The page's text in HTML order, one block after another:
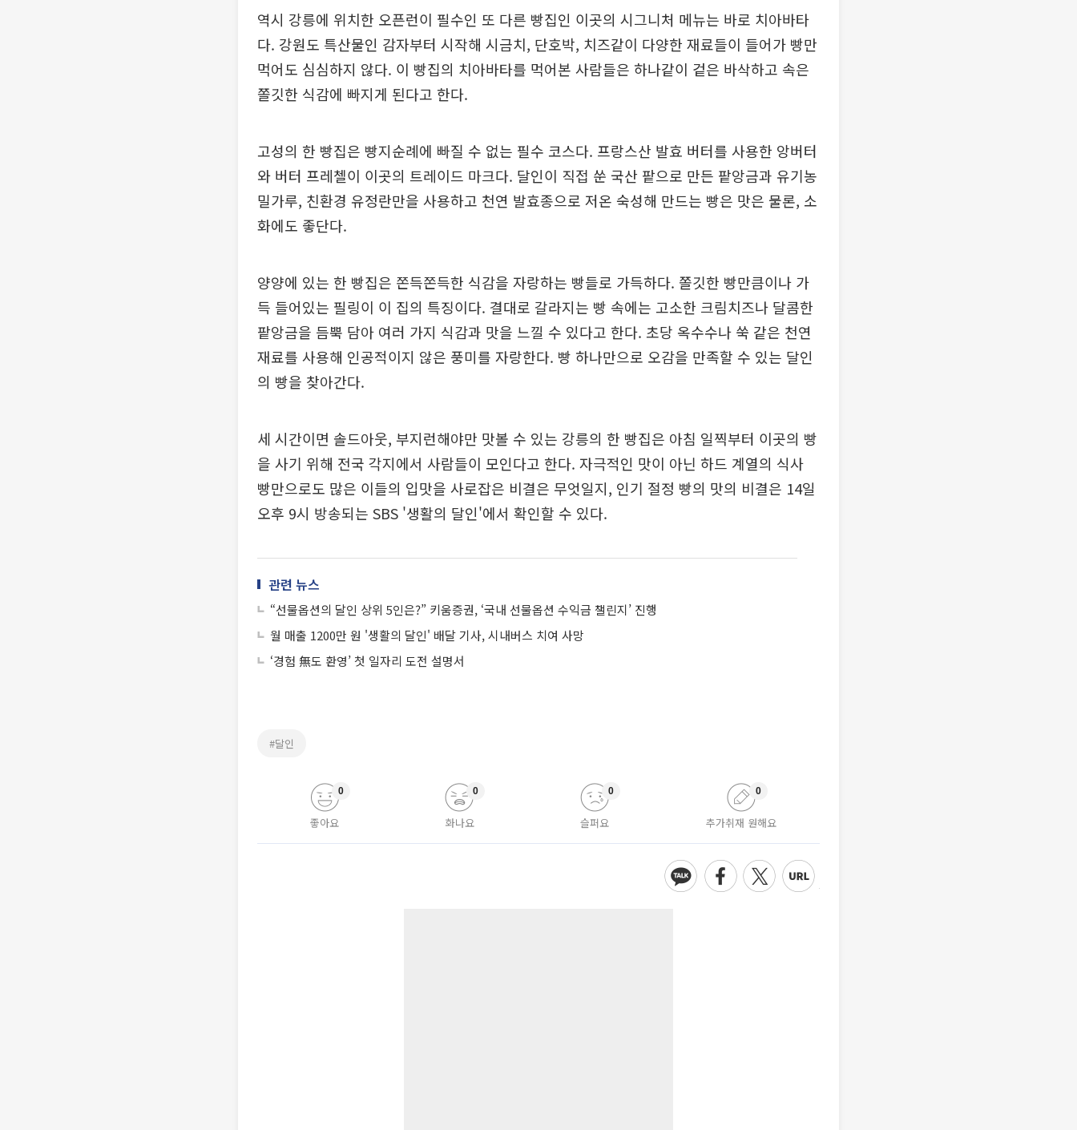
역시 강릉에 위치한 오픈런이 필수인 또 다른 빵집인 이곳의 시그니처 메뉴는 바로 치아바타
다. 강원도 특산물인 감자부터 시작해 시금치, 단호박, 치즈같이 다양한 재료들이 들어가 빵만
먹어도 심심하지 않다. 이 빵집의 치아바타를 먹어본 사람들은 하나같이 겉은 바삭하고 속은
쫄깃한 식감에 빠지게 된다고 한다.
고성의 한 빵집은 빵지순례에 빠질 수 없는 필수 코스다. 프랑스산 발효 버터를 사용한 앙버터
와 버터 프레첼이 이곳의 트레이드 마크다. 달인이 직접 쑨 국산 팥으로 만든 팥앙금과 유기농
밀가루, 친환경 유정란만을 사용하고 천연 발효종으로 저온 숙성해 만드는 빵은 맛은 물론, 소
화에도 좋단다.
양양에 있는 한 빵집은 쫀득쫀득한 식감을 자랑하는 빵들로 가득하다. 쫄깃한 빵만큼이나 가
득 들어있는 필링이 이 집의 특징이다. 결대로 갈라지는 빵 속에는 고소한 크림치즈나 달콤한
팥앙금을 듬뿍 담아 여러 가지 식감과 맛을 느낄 수 있다고 한다. 초당 옥수수나 쑥 같은 천연
재료를 사용해 인공적이지 않은 풍미를 자랑한다. 빵 하나만으로 오감을 만족할 수 있는 달인
의 빵을 찾아간다.
세 시간이면 솔드아웃, 부지런해야만 맛볼 수 있는 강릉의 한 빵집은 아침 일찍부터 이곳의 빵
을 사기 위해 전국 각지에서 사람들이 모인다고 한다. 자극적인 맛이 아닌 하드 계열의 식사
빵만으로도 많은 이들의 입맛을 사로잡은 비결은 무엇일지, 인기 절정 빵의 맛의 비결은 14일
오후 9시 방송되는 SBS '생활의 달인'에서 확인할 수 있다.
관련 뉴스
“선물옵션의 달인 상위 5인은?” 키움증권, ‘국내 선물옵션 수익금 챌린지’ 진행
월 매출 1200만 원 '생활의 달인' 배달 기사, 시내버스 치여 사망
‘경험 無도 환영’ 첫 일자리 도전 설명서
#달인
좋아요
0
화나요
0
슬퍼요
0
추가취재 원해요
0